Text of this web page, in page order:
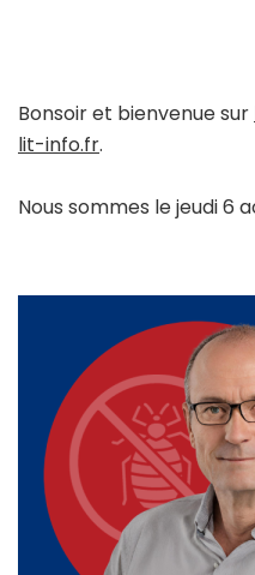
Bonsoir et bienvenue sur
lit-info.fr.
Nous sommes le jeudi 6